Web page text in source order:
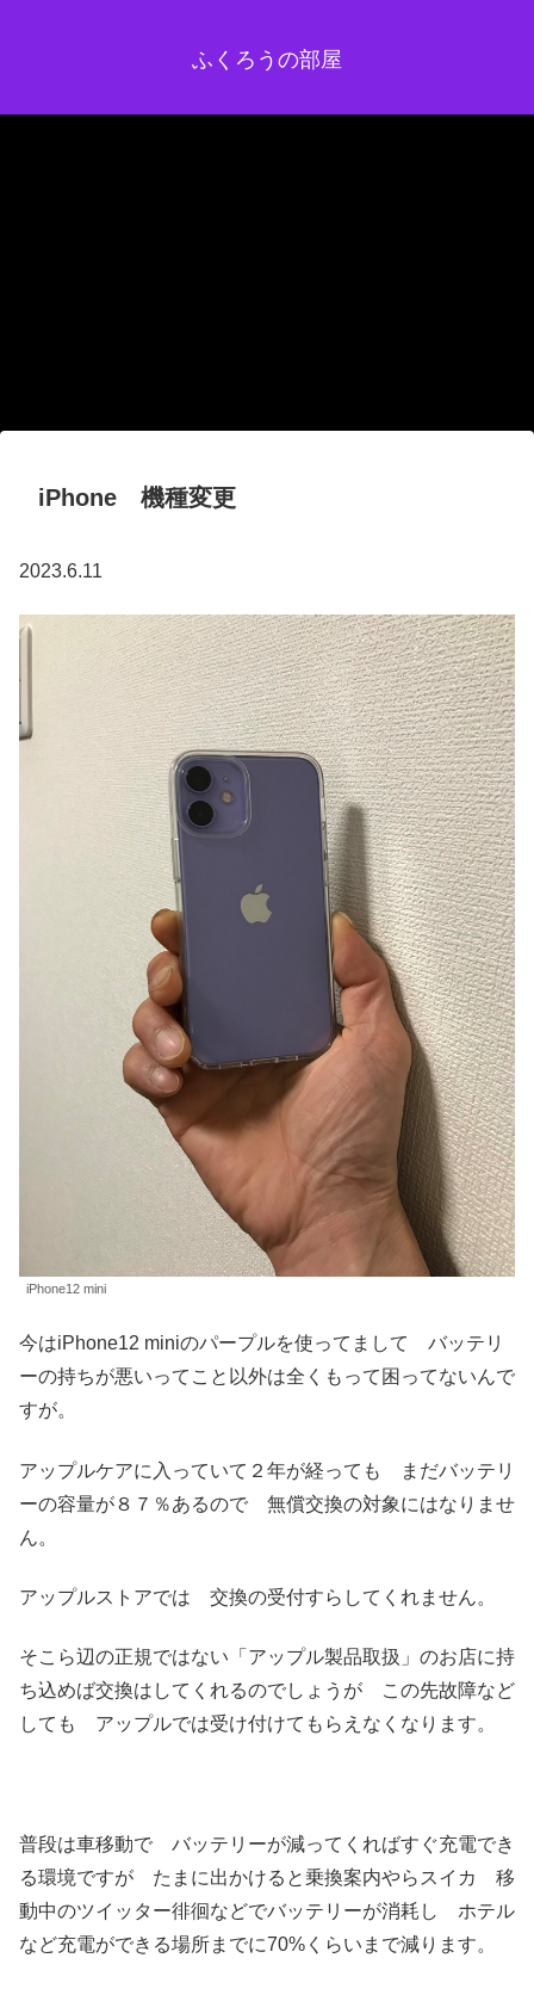
ふくろうの部屋
iPhone 機種変更
2023.6.11
iPhone12 mini
今はiPhone12 miniのパープルを使ってまして バッテリ
ーの持ちが悪いってこと以外は全くもって困ってないんで
すが。
アップルケアに入っていて２年が経っても まだバッテリ
ーの容量が８７％あるので 無償交換の対象にはなりませ
ん。
アップルストアでは 交換の受付すらしてくれません。
そこら辺の正規ではない「アップル製品取扱」のお店に持
ち込めば交換はしてくれるのでしょうが この先故障など
しても アップルでは受け付けてもらえなくなります。
普段は車移動で バッテリーが減ってくればすぐ充電でき
る環境ですが たまに出かけると乗換案内やらスイカ 移
動中のツイッター徘徊などでバッテリーが消耗し ホテル
など充電ができる場所までに70%くらいまで減ります。